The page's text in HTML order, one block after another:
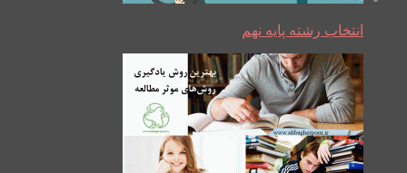
انتخاب رشته پایه نهم